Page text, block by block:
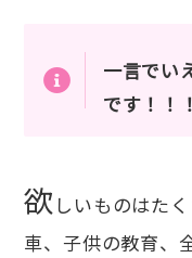
一言でい
です！！！
欲 しいものはた
車、子供の教育、